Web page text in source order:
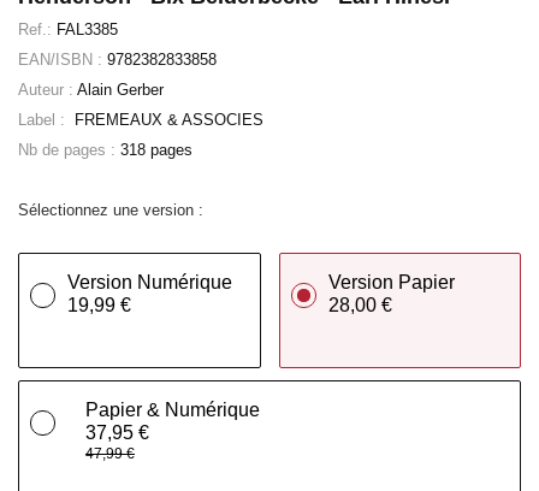
Ref.: FAL3385
EAN/ISBN : 9782382833858
Auteur : Alain Gerber
Label :
FREMEAUX & ASSOCIES
Nb de pages : 318 pages
Sélectionnez une version :
Version Numérique
19,99 €
Version Papier
28,00 €
Papier & Numérique
37,95 €
47,99 €